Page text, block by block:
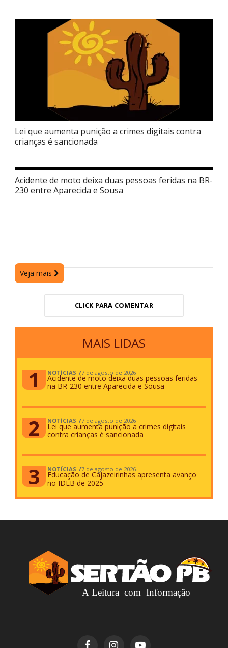
Lei que aumenta punição a crimes digitais contra
crianças é sancionada
Acidente de moto deixa duas pessoas feridas na BR-
230 entre Aparecida e Sousa
Veja mais
CLICK PARA COMENTAR
MAIS LIDAS
NOTÍCIAS 7 de agosto de 2026
Acidente de moto deixa duas pessoas feridas
na BR-230 entre Aparecida e Sousa
NOTÍCIAS 7 de agosto de 2026
Lei que aumenta punição a crimes digitais
contra crianças é sancionada
NOTÍCIAS 7 de agosto de 2026
Educação de Cajazeirinhas apresenta avanço
no IDEB de 2025